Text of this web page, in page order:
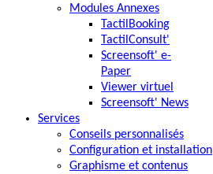
Modules Annexes
TactilBooking
TactilConsult'
Screensoft' e-
Paper
Viewer virtuel
Screensoft' News
Services
Conseils personnalisés
Configuration et installation
Graphisme et contenus